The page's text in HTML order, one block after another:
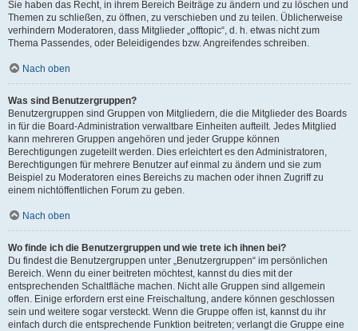
Sie haben das Recht, in ihrem Bereich Beiträge zu ändern und zu löschen und
Themen zu schließen, zu öffnen, zu verschieben und zu teilen. Üblicherweise
verhindern Moderatoren, dass Mitglieder „offtopic“, d. h. etwas nicht zum
Thema Passendes, oder Beleidigendes bzw. Angreifendes schreiben.
Nach oben
Was sind Benutzergruppen?
Benutzergruppen sind Gruppen von Mitgliedern, die die Mitglieder des Boards
in für die Board-Administration verwaltbare Einheiten aufteilt. Jedes Mitglied
kann mehreren Gruppen angehören und jeder Gruppe können
Berechtigungen zugeteilt werden. Dies erleichtert es den Administratoren,
Berechtigungen für mehrere Benutzer auf einmal zu ändern und sie zum
Beispiel zu Moderatoren eines Bereichs zu machen oder ihnen Zugriff zu
einem nichtöffentlichen Forum zu geben.
Nach oben
Wo finde ich die Benutzergruppen und wie trete ich ihnen bei?
Du findest die Benutzergruppen unter „Benutzergruppen“ im persönlichen
Bereich. Wenn du einer beitreten möchtest, kannst du dies mit der
entsprechenden Schaltfläche machen. Nicht alle Gruppen sind allgemein
offen. Einige erfordern erst eine Freischaltung, andere können geschlossen
sein und weitere sogar versteckt. Wenn die Gruppe offen ist, kannst du ihr
einfach durch die entsprechende Funktion beitreten; verlangt die Gruppe eine